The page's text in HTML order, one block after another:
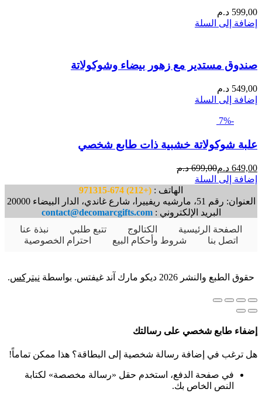
599,00 د.م
إضافة إلى السلة
صندوق مستدير مع زهور بيضاء وشوكولاتة
549,00 د.م
إضافة إلى السلة
-7%
علبة شوكولاتة خشبية ذات طابع شخصي
649,00 د.مالسعر
الحالي
649,00 Dhs.
699,00 د.مالسعر
هو:
699,00 Dhs.
إضافة إلى السلة
الهاتف : (+212) 674-971315
العنوان: رقم 51، مارشيه ريفييرا، شارع غاندي، الدار البيضاء 20000
البريد الإلكتروني :contact@decomarcgifts.com
الصفحة الرئيسية
الكتالوج تتبع طلبي
نبذة عنا
اتصل بنا
شروط وأحكام البيع احترام الخصوصية
حقوق الطبع والنشر 2026 ديكو مارك آند غيفتس. بواسطة نيتركس.
إضفاء طابع شخصي على رسالتك
هل ترغب في إضافة رسالة شخصية إلى البطاقة؟ هذا ممكن تماماً!
في صفحة الدفع، استخدم حقل «رسالة مخصصة» لكتابة
النص الخاص بك.